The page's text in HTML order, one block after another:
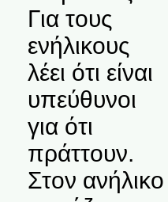
Για τους
ενήλικους
λέει ότι είναι
υπεύθυνοι
για ότι
πράττουν.
Στον ανήλικο